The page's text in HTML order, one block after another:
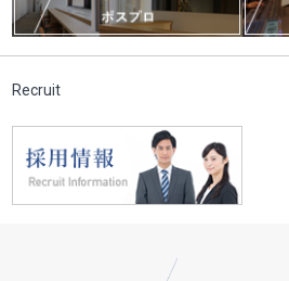
Recruit